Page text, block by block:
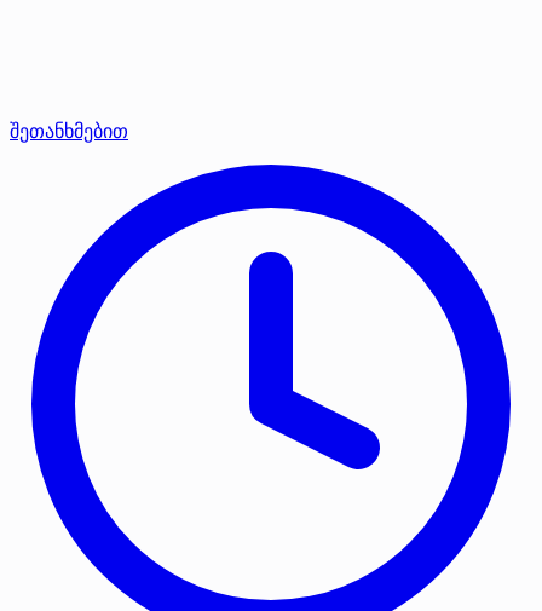
შეთანხმებით